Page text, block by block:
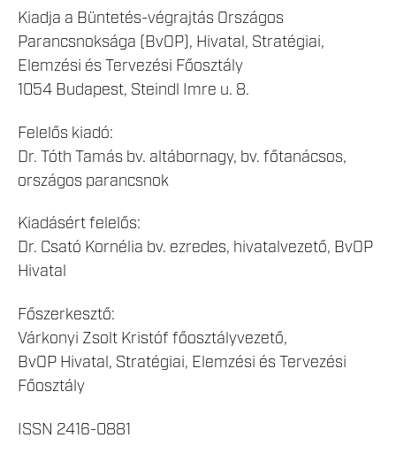
Kiadja a Büntetés-végrajtás Országos
Parancsnoksága (BvOP), Hivatal, Stratégiai,
Elemzési és Tervezési Főosztály
1054 Budapest, Steindl Imre u. 8.
Felelős kiadó:
Dr. Tóth Tamás bv. altábornagy, bv. főtanácsos,
országos parancsnok
Kiadásért felelős:
Dr. Csató Kornélia bv. ezredes, hivatalvezető, BvOP
Hivatal
Főszerkesztő:
Várkonyi Zsolt Kristóf főosztályvezető,
BvOP Hivatal, Stratégiai, Elemzési és Tervezési
Főosztály
ISSN 2416-0881